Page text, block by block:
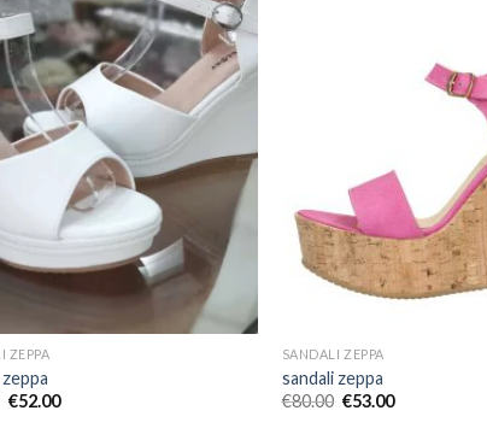
ZEPPA
€52.00
SANDALI ZEPPA
sandali zeppa
€80.00 €53.00